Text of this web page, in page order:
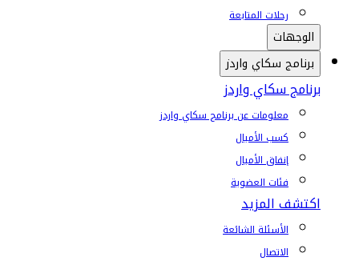
رحلات المتابعة
الوجهات
برنامج سكاي واردز
برنامج سكاي واردز
معلومات عن برنامج سكاي واردز
كسب الأميال
إنفاق الأميال
فئات العضوية
اكتشف المزيد
الأسئلة الشائعة
الاتصال